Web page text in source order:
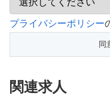
こ
フ
ー
プライバシーポリシー
関連求人